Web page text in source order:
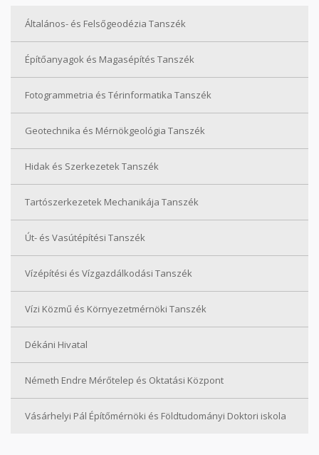
Általános- és Felsőgeodézia Tanszék
Építőanyagok és Magasépítés Tanszék
Fotogrammetria és Térinformatika Tanszék
Geotechnika és Mérnökgeológia Tanszék
Hidak és Szerkezetek Tanszék
Tartószerkezetek Mechanikája Tanszék
Út- és Vasútépítési Tanszék
Vízépítési és Vízgazdálkodási Tanszék
Vízi Közmű és Környezetmérnöki Tanszék
Dékáni Hivatal
Németh Endre Mérőtelep és Oktatási Központ
Vásárhelyi Pál Építőmérnöki és Földtudományi Doktori iskola